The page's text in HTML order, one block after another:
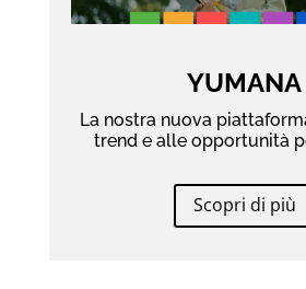
YUMANA
La nostra nuova
trend e alle opportunità
Scopri di più